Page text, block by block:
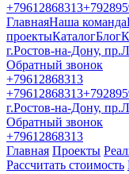
+79612868313
ГлавнаяНаша команда
проектыКаталогБлог
г.Ростов-на-Дону,
Обратный звонок
+79612868313
+79612868313
г.Ростов-на-Дону,
Обратный звонок
+79612868313
Главная Проекты
Рассчитать стоимость